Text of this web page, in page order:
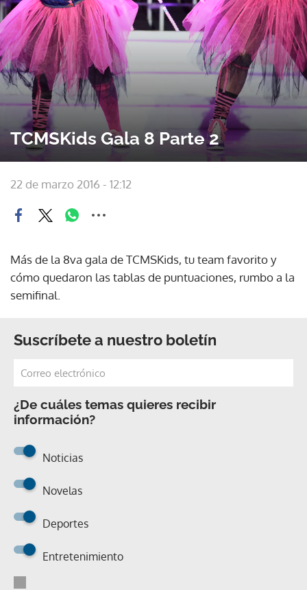
TCMSKids Gala 8 Parte 2
22 de marzo 2016 - 12:12
Más de la 8va gala de TCMSKids, tu team favorito y
cómo quedaron las tablas de puntuaciones, rumbo a la
semifinal.
Suscríbete a nuestro boletín
¿De cuáles temas quieres recibir
información?
Noticias
Novelas
Deportes
Entretenimiento